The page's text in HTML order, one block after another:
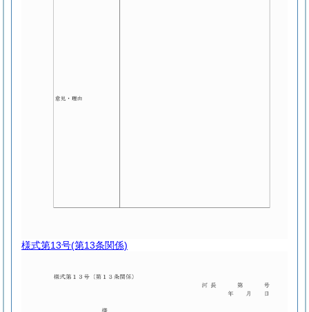
様式第13号(第13条関係)